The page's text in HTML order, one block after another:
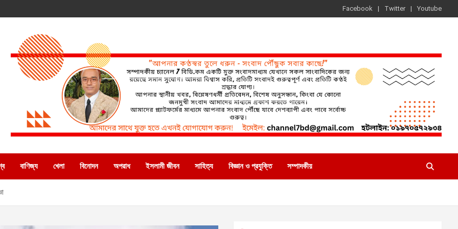
Facebook Twitter Youtube
বাণিজ্য খেলা বিনোদন অপরাধ ইসলামী জীবন সাহিত্য বিজ্ঞান ও প্রযুক্তি সম্পাদকীয়